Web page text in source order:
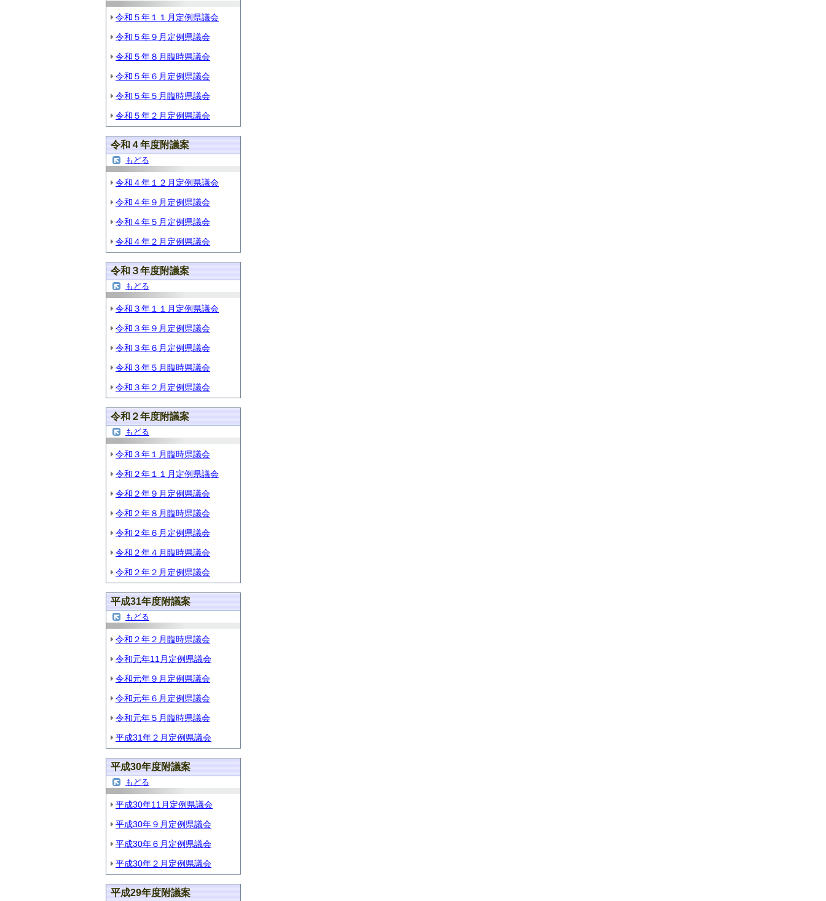
令和５年１１月定例県議会
令和５年９月定例県議会
令和５年８月臨時県議会
令和５年６月定例県議会
令和５年５月臨時県議会
令和５年２月定例県議会
令和４年度附議案
もどる
令和４年１２月定例県議会
令和４年９月定例県議会
令和４年５月定例県議会
令和４年２月定例県議会
令和３年度附議案
もどる
令和３年１１月定例県議会
令和３年９月定例県議会
令和３年６月定例県議会
令和３年５月臨時県議会
令和３年２月定例県議会
令和２年度附議案
もどる
令和３年１月臨時県議会
令和２年１１月定例県議会
令和２年９月定例県議会
令和２年８月臨時県議会
令和２年６月定例県議会
令和２年４月臨時県議会
令和２年２月定例県議会
平成31年度附議案
もどる
令和２年２月臨時県議会
令和元年11月定例県議会
令和元年９月定例県議会
令和元年６月定例県議会
令和元年５月臨時県議会
平成31年２月定例県議会
平成30年度附議案
もどる
平成30年11月定例県議会
平成30年９月定例県議会
平成30年６月定例県議会
平成30年２月定例県議会
平成29年度附議案